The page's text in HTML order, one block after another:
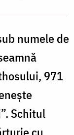
numele de
971
Schitul